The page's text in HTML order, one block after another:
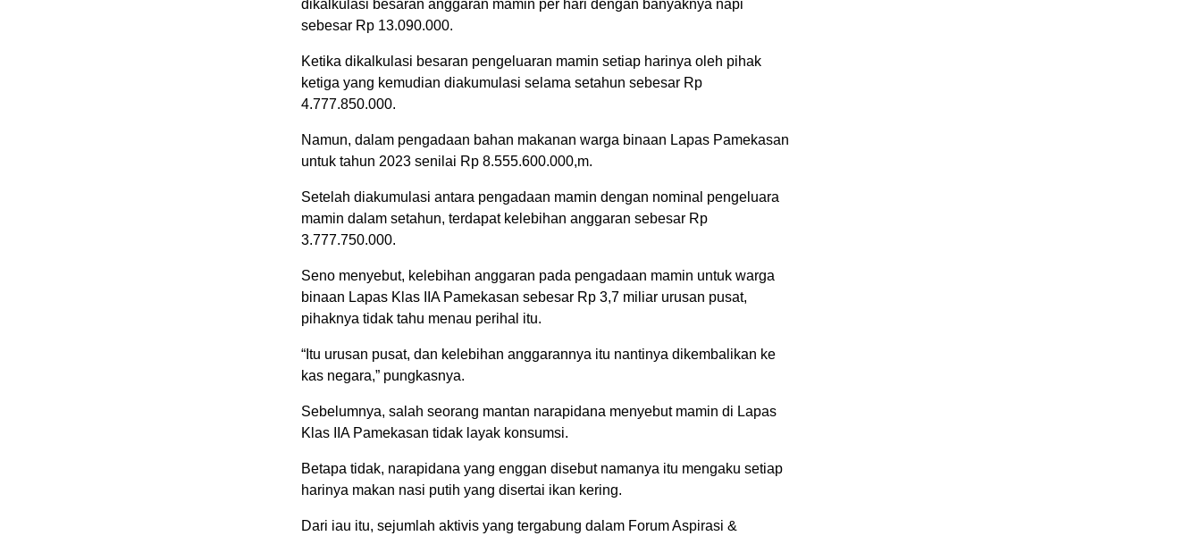
dikalkulasi besaran anggaran mamin per hari dengan banyaknya napi
sebesar Rp 13.090.000.
Ketika dikalkulasi besaran pengeluaran mamin setiap harinya oleh pihak
ketiga yang kemudian diakumulasi selama setahun sebesar Rp
4.777.850.000.
Namun, dalam pengadaan bahan makanan warga binaan Lapas Pamekasan
untuk tahun 2023 senilai Rp 8.555.600.000,m.
Setelah diakumulasi antara pengadaan mamin dengan nominal pengeluara
mamin dalam setahun, terdapat kelebihan anggaran sebesar Rp
3.777.750.000.
Seno menyebut, kelebihan anggaran pada pengadaan mamin untuk warga
binaan Lapas Klas IIA Pamekasan sebesar Rp 3,7 miliar urusan pusat,
pihaknya tidak tahu menau perihal itu.
“Itu urusan pusat, dan kelebihan anggarannya itu nantinya dikembalikan ke
kas negara,” pungkasnya.
Sebelumnya, salah seorang mantan narapidana menyebut mamin di Lapas
Klas IIA Pamekasan tidak layak konsumsi.
Betapa tidak, narapidana yang enggan disebut namanya itu mengaku setiap
harinya makan nasi putih yang disertai ikan kering.
Dari iau itu, sejumlah aktivis yang tergabung dalam Forum Aspirasi &